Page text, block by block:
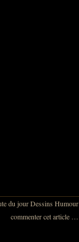
du jourDessins Humour
commenter cet article …